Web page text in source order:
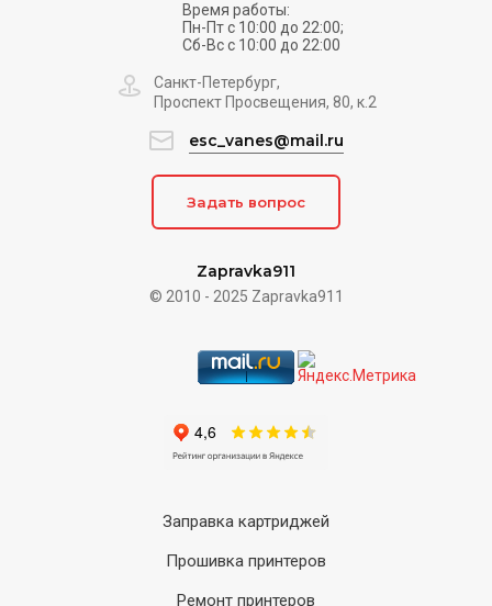
Zapravka911
© 2010 - 2025 Zapravka911
Время работы:
Пн-Пт с 10:00 до 22:00;
Сб-Вс с 10:00 до 22:00
Санкт-Петербург,
Проспект Просвещения, 80, к.2
esc_vanes@mail.ru
Задать вопрос
Заправка картриджей
Прошивка принтеров
Ремонт принтеров